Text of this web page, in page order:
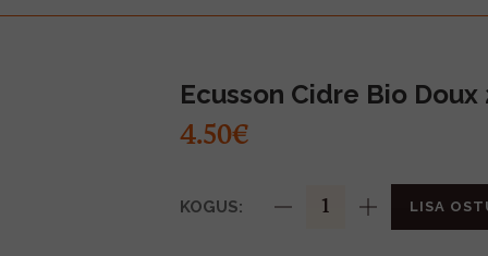
Ecusson Cidre Bio Doux
4.50€
KOGUS: LISA